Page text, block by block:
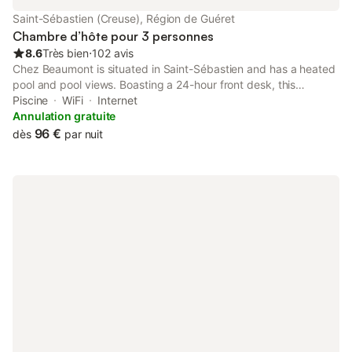
environs, cette maison offre un cadre fonctionnel pour votre
visite dans cette partie de la France.
Saint-Sébastien (Creuse), Région de Guéret
Chambre d’hôte pour 3 personnes
8.6Très bien⋅102 avis
Chez Beaumont is situated in Saint-Sébastien and has a heated
pool and pool views. Boasting a 24-hour front desk, this
property also provides guests with a children's playground.
Piscine WiFi
Internet
Annulation gratuite
dès 96 € par nuit